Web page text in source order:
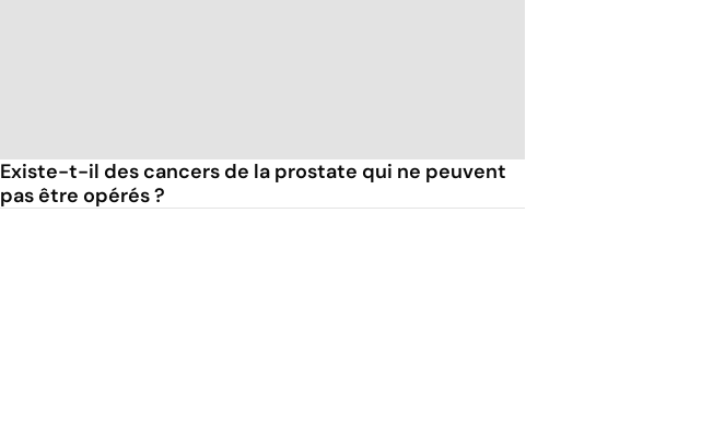
Existe-t-il des cancers de la prostate qui ne peuvent
pas être opérés ?